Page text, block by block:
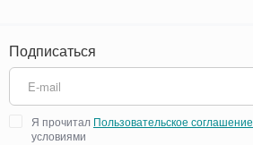
Подписаться
Я прочитал Пользовательское соглашение
условиями